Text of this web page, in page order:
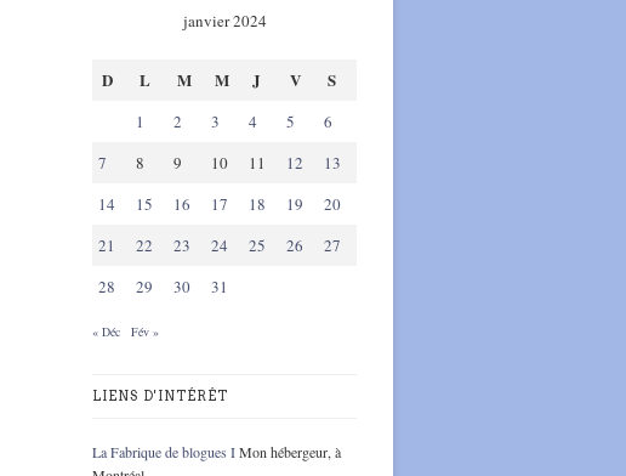
janvier 2024
D L M M J V S
1 2 3 4 5
6
7
8 9 10 11 12
13
14
15 16 17 18 19
20
21
22 23 24 25 26
27
28
29 30 31
« Déc Fév »
LIENS D'INTÉRÊT
La Fabrique de blogues IMon hébergeur, à